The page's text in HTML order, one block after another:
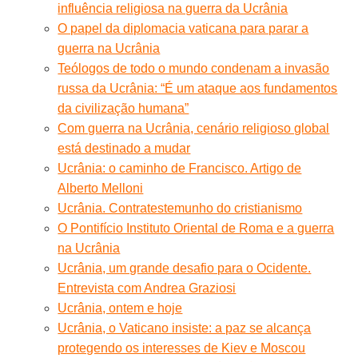
influência religiosa na guerra da Ucrânia
O papel da diplomacia vaticana para parar a
guerra na Ucrânia
Teólogos de todo o mundo condenam a invasão
russa da Ucrânia: “É um ataque aos fundamentos
da civilização humana”
Com guerra na Ucrânia, cenário religioso global
está destinado a mudar
Ucrânia: o caminho de Francisco. Artigo de
Alberto Melloni
Ucrânia. Contratestemunho do cristianismo
O Pontifício Instituto Oriental de Roma e a guerra
na Ucrânia
Ucrânia, um grande desafio para o Ocidente.
Entrevista com Andrea Graziosi
Ucrânia, ontem e hoje
Ucrânia, o Vaticano insiste: a paz se alcança
protegendo os interesses de Kiev e Moscou